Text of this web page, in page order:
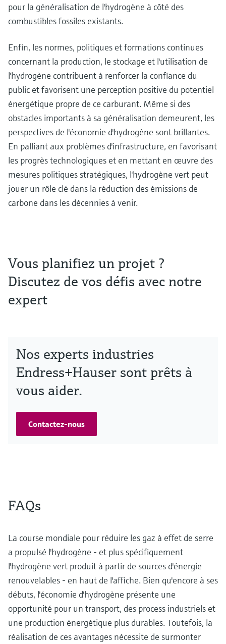
pour la généralisation de l'hydrogène à côté des
combustibles fossiles existants.
Enfin, les normes, politiques et formations continues
concernant la production, le stockage et l'utilisation de
l'hydrogène contribuent à renforcer la confiance du
public et favorisent une perception positive du potentiel
énergétique propre de ce carburant. Même si des
obstacles importants à sa généralisation demeurent, les
perspectives de l'économie d'hydrogène sont brillantes.
En palliant aux problèmes d'infrastructure, en favorisant
les progrès technologiques et en mettant en œuvre des
mesures politiques stratégiques, l'hydrogène vert peut
jouer un rôle clé dans la réduction des émissions de
carbone dans les décennies à venir.
Vous planifiez un projet ?
Discutez de vos défis avec notre
expert
Nos experts industries
Endress+Hauser sont prêts à
vous aider.
Contactez-nous
FAQs
La course mondiale pour réduire les gaz à effet de serre
a propulsé l'hydrogène - et plus spécifiquement
l'hydrogène vert produit à partir de sources d'énergie
renouvelables - en haut de l'affiche. Bien qu'encore à ses
débuts, l'économie d'hydrogène présente une
opportunité pour un transport, des process industriels et
une production énergétique plus durables. Toutefois, la
réalisation de ces avantages nécessite de surmonter